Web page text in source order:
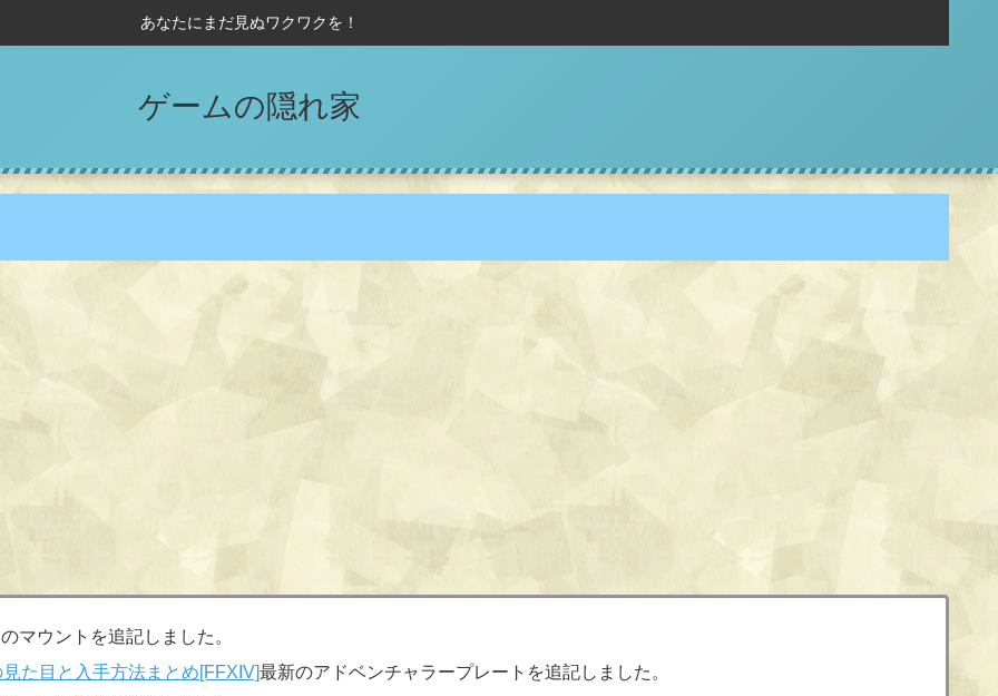
あなたにまだ見ぬワクワクを！
ゲームの隠れ家
マウントを追記しました。
た目と入手方法まとめ[FFXIV]最新のアドベンチャラープレートを追記しました。